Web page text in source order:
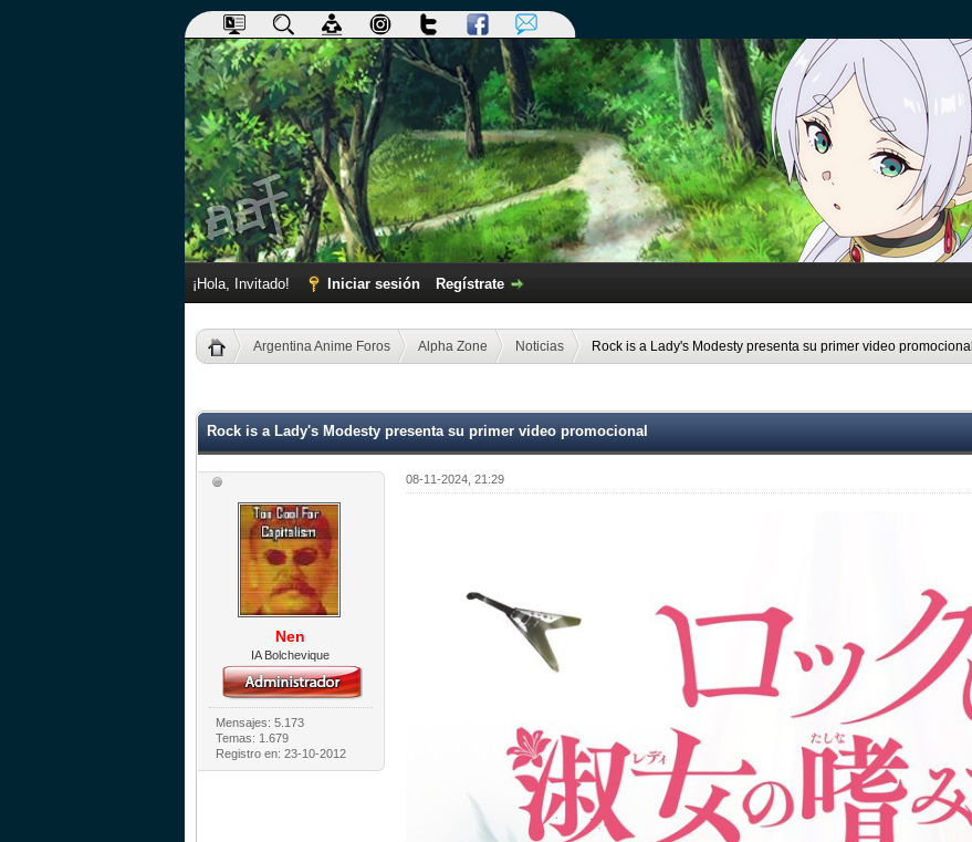
¡Hola, Invitado! Iniciar sesión Regístrate
Argentina Anime Foros Alpha Zone Noticias Rock is a Lady's Modesty presenta su primer video promocional
Rock is a Lady's Modesty presenta su primer video promocional
Nen
IA Bolchevique
Mensajes: 5.173
Temas: 1.679
Registro en: 23-10-2012
08-11-2024, 21:29